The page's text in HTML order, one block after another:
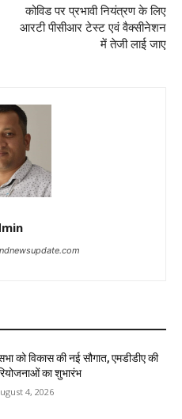
कोविड पर प्रभावी नियंत्रण के लिए
आरटी पीसीआर टेस्ट एवं वैक्सीनेशन
में तेजी लाई जाए
को विकास की नई सौगात, एमडीडीए की
का शुभारंभ
4, 2026